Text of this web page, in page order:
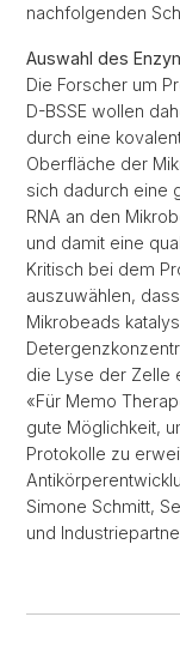
nachfolgenden
Auswahl des
Die Forscher um
D-BSSE wollen
durch eine
Oberfläche der
sich dadurch eine
RNA an den
und damit eine
Kritisch bei dem
auszuwählen,
Mikrobeads
die Lyse der Zelle
«Für Memo
gute Möglichkeit,
Protokolle zu
Simone Schmitt,
und